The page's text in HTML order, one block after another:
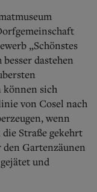
„Schönstes
dastehen
können sich
von Cosel nach
wenn
Straße gekehrt
Gartenzäunen
und